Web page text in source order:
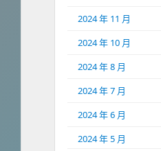
2024 年 11 月
2024 年 10 月
2024 年 8 月
2024 年 7 月
2024 年 6 月
2024 年 5 月